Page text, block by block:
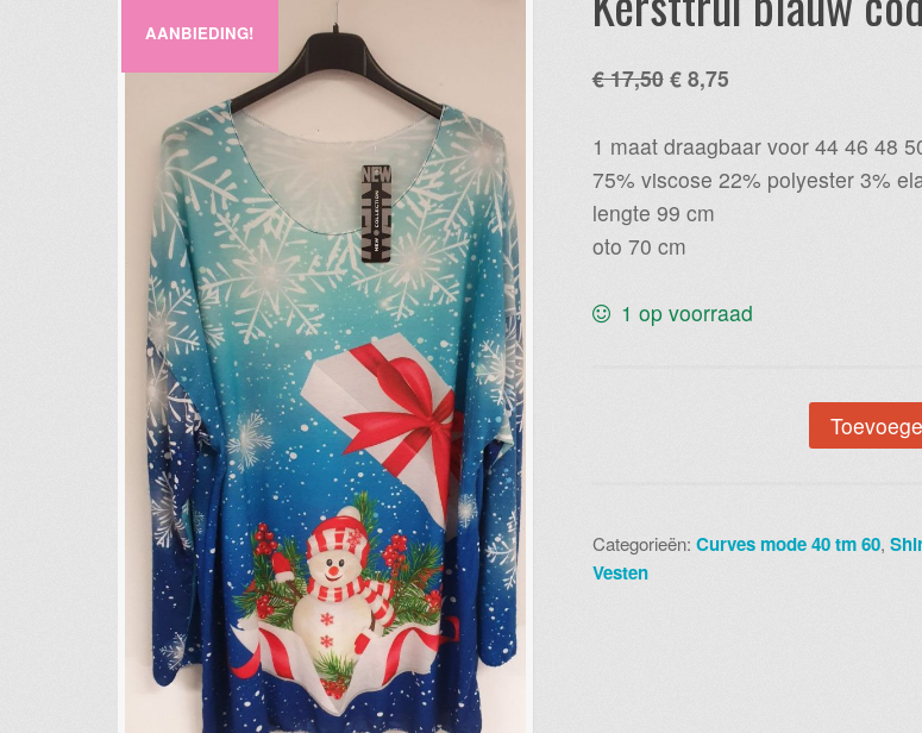
AANBIEDING!
€17,50 Oorspronkelijke
was:
€ 17,50.
€8,75Huidige
is:
€ 8,75.
1 maat draagbaar voor 44 46 48
75% viscose 22% polyester 3%
lengte 99 cm
oto 70 cm
1 op voorraad
aantal
Categorieën: Curves mode 40 tm 60,
Vesten